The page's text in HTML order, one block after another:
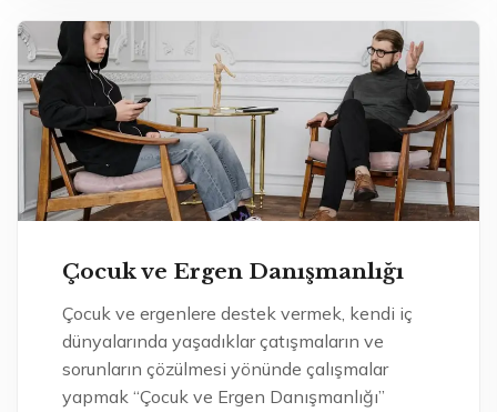
Çocuk ve Ergen Danışmanlığı
Çocuk ve ergenlere destek vermek, kendi iç
dünyalarında yaşadıklar çatışmaların ve
sorunların çözülmesi yönünde çalışmalar
yapmak “Çocuk ve Ergen Danışmanlığı”